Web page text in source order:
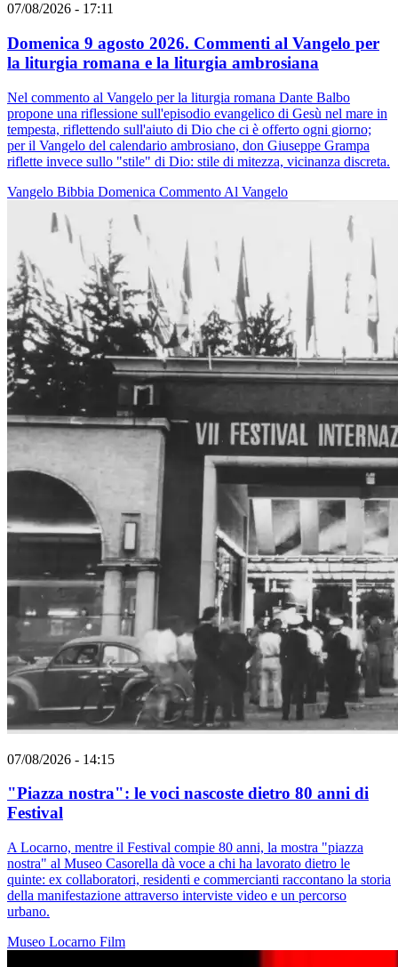
07/08/2026 - 17:11
Domenica 9 agosto 2026. Commenti al Vangelo per
la liturgia romana e la liturgia ambrosiana
Nel commento al Vangelo per la liturgia romana Dante Balbo
propone una riflessione sull'episodio evangelico di Gesù nel mare in
tempesta, riflettendo sull'aiuto di Dio che ci è offerto ogni giorno;
per il Vangelo del calendario ambrosiano, don Giuseppe Grampa
riflette invece sullo "stile" di Dio: stile di mitezza, vicinanza discreta.
Vangelo Bibbia Domenica Commento Al Vangelo
07/08/2026 - 14:15
"Piazza nostra": le voci nascoste dietro 80 anni di
Festival
A Locarno, mentre il Festival compie 80 anni, la mostra "piazza
nostra" al Museo Casorella dà voce a chi ha lavorato dietro le
quinte: ex collaboratori, residenti e commercianti raccontano la storia
della manifestazione attraverso interviste video e un percorso
urbano.
Museo Locarno Film